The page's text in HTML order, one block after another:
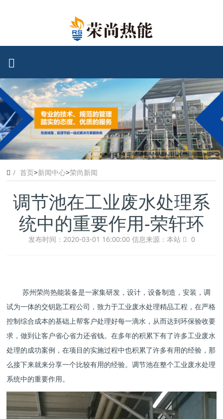
首页>新闻中心>荣尚新闻
调节池在工业废水处理系
统中的重要作用-荣轩环
发布时间：2020-03-01 16:00:00 信息来源：本站 0
苏州荣尚热能装备是一家集研发，设计，设备制造，安装，调
试为一体的交钥匙工程公司，致力于工业废水处理精品工程，在严格
控制综合成本的基础上帮客户处理好每一滴水，从而达到环保验收要
求，做到让客户省心省力还省钱。在多年的积累下有了许多工业废水
处理的成功案例，在项目的实施过程中也积累了许多有用的经验，那
么接下来就来分享一个比较有用的经验。调节池在整个工业废水处理
系统中的重要作用。